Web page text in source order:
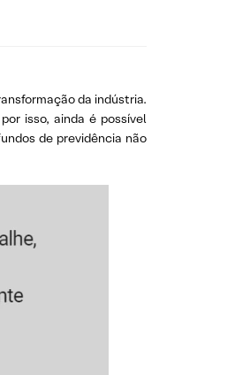
da indústria.
isso, ainda é possível
de previdência não